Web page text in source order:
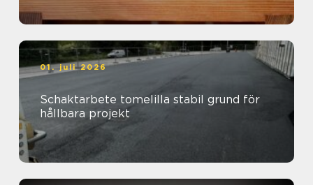
01. juli 2026
Schaktarbete tomelilla stabil grund för
hållbara projekt